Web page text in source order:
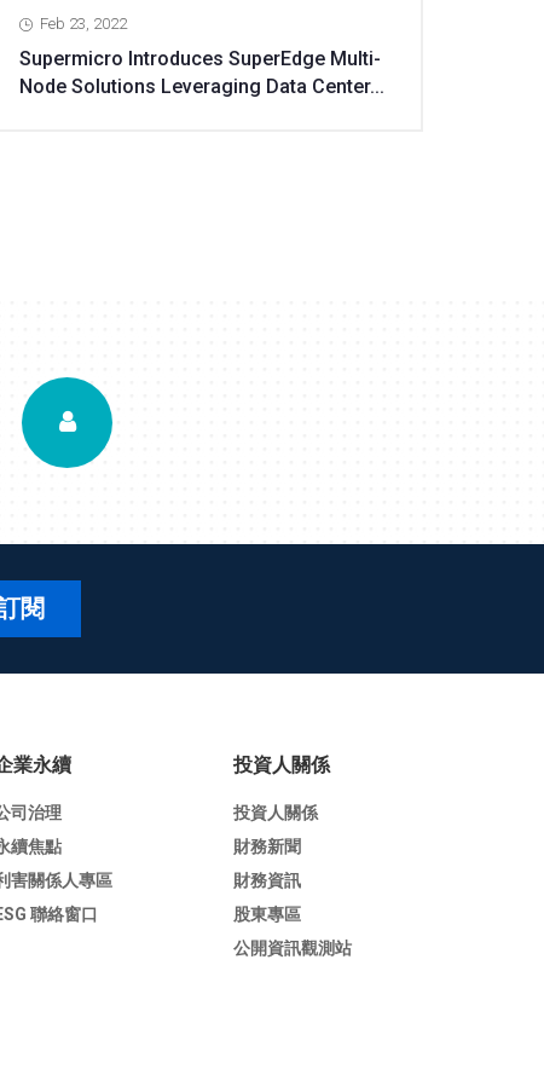
Feb 23, 2022
Supermicro Introduces SuperEdge Multi-
Node Solutions Leveraging Data Center...
閱
業永續
司治理
續焦點
害關係人專區
聯絡窗口
投資人關係
投資人關係
財務新聞
財務資訊
股東專區
公開資訊觀測站